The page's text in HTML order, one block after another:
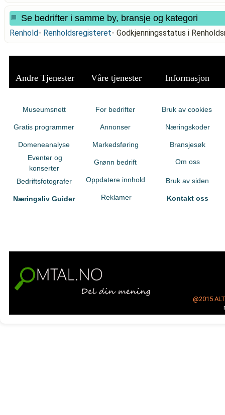
Se bedrifter i samme by, bransje og kategori
Renhold- Renholdsregisteret- Godkjenningsstatus i
Andre Tjenester Våre tjenester Informasjon
Museumsnett
Gratis programmer
Domeneanalyse
Eventer og
konserter
Bedriftsfotografer
Næringsliv Guider
For bedrifter
Annonser
Markedsføring
Grønn bedrift
Oppdatere innhold
Reklamer
Bruk av cookies
Næringskoder
Bransjesøk
Om oss
Bruk av siden
Kontakt oss
@2015